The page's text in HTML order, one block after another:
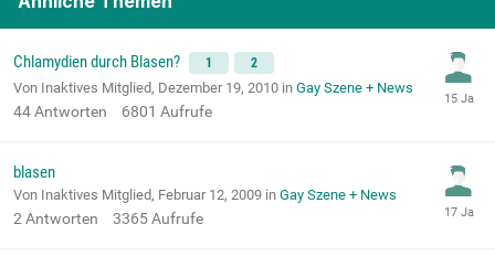
Chlamydien durch Blasen? 1 2
Von Inaktives Mitglied, Dezember 19, 2010 in Gay Szene + News
44Antworten 6801 Aufrufe
blasen
Von Inaktives Mitglied, Februar 12, 2009 in Gay Szene + News
2 Antworten 3365Aufrufe